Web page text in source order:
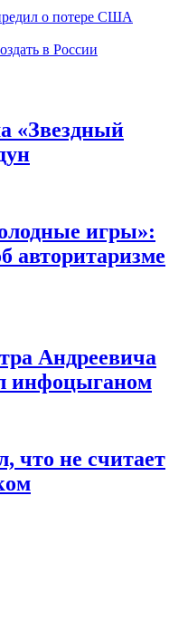
о потере США
в России
«Звездный
игры»:
Андреевича
инфоцыганом
что не считает